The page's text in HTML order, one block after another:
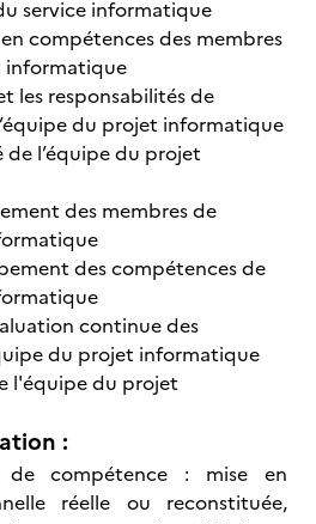
service informatique
compétences des membres
informatique
les responsabilités de
du projet informatique
l’équipe du projet
des membres de
des compétences de
continue des
du projet informatique
l'équipe du projet
:
compétence : mise en
réelle ou reconstituée,